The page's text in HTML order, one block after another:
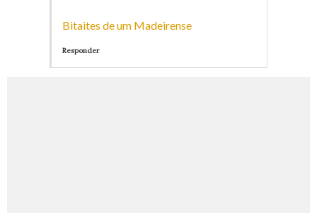
Bitaites de um Madeirense
Responder